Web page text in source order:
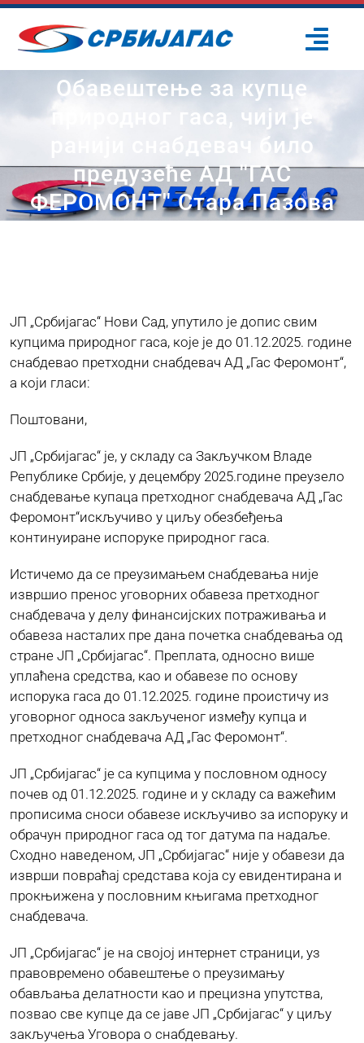
Skip
content
ПОЧЕТНА
ПРОЈЕКТИ
ПРЕС ЦЕНТАР
ПЛАН ЈАВНИХ НАБАВКИ
КОНТАКТ
Обавештење за купце
природног гаса, чији је
ранији снабдевач било
предузеће АД ''ГАС
ФЕРОМОНТ'' Стара Пазова
ЈП „Србијагас“ Нови Сад, упутило је допис свим
купцима природног гаса, које је до 01.12.2025. године
снабдевао претходни снабдевач АД „Гас Феромонт“,
а који гласи:
Поштовани,
ЈП „Србијагас“ је, у складу са Закључком Владе
Републике Србије, у децембру 2025.године преузело
снабдевање купаца претходног снабдевача АД „Гас
Феромонт“искључиво у циљу обезбеђења
континуиране испоруке природног гаса.
Истичемо да се преузимањем снабдевања није
извршио пренос уговорних обавеза претходног
снабдевача у делу финансијских потраживања и
обавеза насталих пре дана почетка снабдевања од
стране ЈП „Србијагас“. Преплата, односно више
уплаћена средства, као и обавезе по основу
испорука гаса до 01.12.2025. године проистичу из
уговорног односа закљученог између купца и
претходног снабдевача АД „Гас Феромонт“.
ЈП „Србијагас“ је са купцима у пословном односу
почев од 01.12.2025. године и у складу са важећим
прописима сноси обавезе искључиво за испоруку и
обрачун природног гаса од тог датума па надаље.
Сходно наведеном, ЈП „Србијагас“ није у обавези да
изврши повраћај средстава која су евидентирана и
прокњижена у пословним књигама претходног
снабдевача.
ЈП „Србијагас“ је на својој интернет страници, уз
правовремено обавештење о преузимању
обављања делатности као и прецизна упутства,
позвао све купце да се јаве ЈП „Србијагас“ у циљу
закључења Уговора о снабдевању.